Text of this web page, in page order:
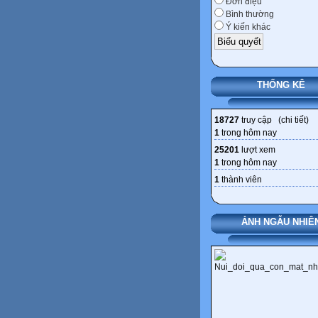
Bình thường
Ý kiến khác
THỐNG KÊ
18727 truy cập (chi tiết)
1 trong hôm nay
25201 lượt xem
1 trong hôm nay
1 thành viên
ẢNH NGẪU